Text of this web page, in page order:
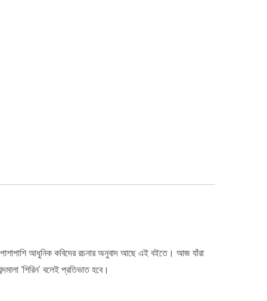
পাশাপাশি আধুনিক কবিদের রচনার অনুবাদ আছে এই বইতে। আজ যাঁরা
‘শিরিন’ বলেই প্রতিভাত হবে।